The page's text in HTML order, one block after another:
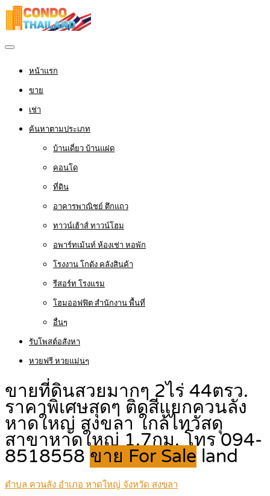
หน้าแรก
ขาย
เช่า
ค้นหาตามประเภท
บ้านเดี่ยว บ้านแฝด
คอนโด
ที่ดิน
อาคารพาณิชย์ ตึกแถว
ทาวน์เฮ้าส์ ทาวน์โฮม
อพาร์ทเม้นท์ ห้องเช่า หอพัก
โรงงาน โกดัง คลังสินค้า
รีสอร์ท โรงแรม
โฮมออฟฟิต สำนักงาน พื้นที่
อื่นๆ
รับโพสต์อสังหา
หวยฟรี หวยแม่นๆ
ขายที่ดินสวยมากๆ 2ไร่ 44ตรว.
ราคาพิเศษสุดๆ ติดสี่แยกควนลัง
หาดใหญ่ สงขลา ใกล้ไทวัสดุ
สาขาหาดใหญ่ 1.7กม. โทร 094-
8518558 ขาย For Sale land
ตำบล ควนลัง อำเภอ หาดใหญ่ จังหวัด สงขลา